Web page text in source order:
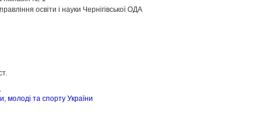
освіти і науки Чернігівської ОДА
ІІІ ст.
І-ІІІ ст.
молоді та спорту України